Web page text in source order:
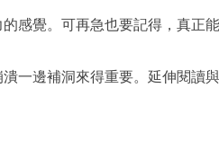
感覺。可再急也要記得，真正
一邊補洞來得重要。延伸閱讀